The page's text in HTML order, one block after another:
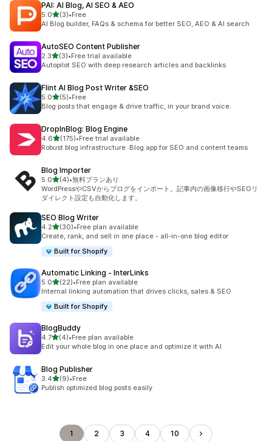
PAI: AI Blog, AI SEO & AEO
5.05つ星中
(3)
合計レビュー数：3件
•Free
AI Blog builder, FAQs & schema for better SEO, AEO & AI search
AutoSEO Content Publisher
2.35つ星中
(3)
合計レビュー数：3件
•Free trial available
Autopilot SEO with deep research articles and backlinks
Flint AI Blog Post Writer &SEO
5.05つ星中
(5)
合計レビュー数：5件
•Free
Blog posts that engage & drive traffic, in your brand voice.
DropInBlog: Blog Engine
4.65つ星中
(175)
合計レビュー数：175件
•Free trial available
Robust blog infrastructure. Blog app for SEO and content teams
Blog Importer
5.05つ星中
(4)
合計レビュー数：4件
•無料プランあり
WordPressやCSVからブログをインポート。記事内の画像移行やSEOリ
ダイレクト設定も自動化します。
SEO Blog Writer
4.25つ星中
(30)
合計レビュー数：30件
•Free plan available
Create, rank, and sell in one place - all-in-one blog editor
Built for Shopify
Automatic Linking ‑ InterLinks
5.05つ星中
(22)
合計レビュー数：22件
•Free plan available
Internal linking automation that drives clicks, sales & SEO
Built for Shopify
BlogBuddy
4.75つ星中
(4)
合計レビュー数：4件
•Free plan available
Edit your whole blog in one place and optimize it with AI
Blog Publisher
3.45つ星中
(9)
合計レビュー数：9件
•Free
Publish optimized blog posts easily
1 2 3 4 10